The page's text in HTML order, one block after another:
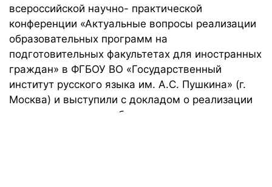
всероссийской научно- практической
конференции «Актуальные вопросы реализации
образовательных программ на
подготовительных факультетах для иностранных
граждан» в ФГБОУ ВО «Государственный
институт русского языка им. А.С. Пушкина» (г.
Москва) и выступили с докладом о реализации
мононациональных образовательных программ